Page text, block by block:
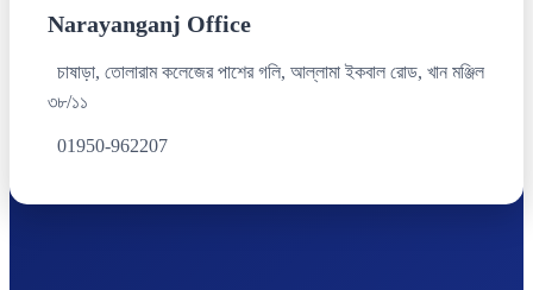
Narayanganj Office
চাষাড়া, তোলারাম কলেজের পাশের গলি, আল্লামা ইকবাল রোড, খান মঞ্জিল
৩৮/১১
01950-962207